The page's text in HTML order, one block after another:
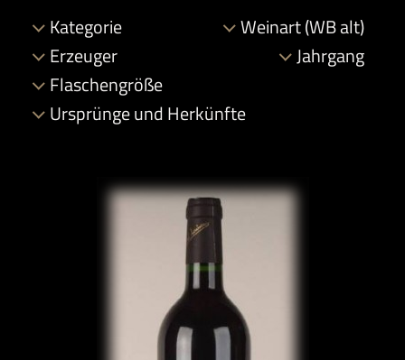
Kategorie
Weinart (WB alt)
Erzeuger
Jahrgang
Flaschengröße
Ursprünge und Herkünfte